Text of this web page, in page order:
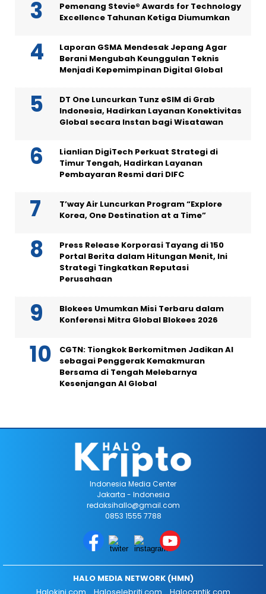
Pemenang Stevie® Awards for Technology
Excellence Tahunan Ketiga Diumumkan
Laporan GSMA Mendesak Jepang Agar
Berani Mengubah Keunggulan Teknis
Menjadi Kepemimpinan Digital Global
DT One Luncurkan Tunz eSIM di Grab
Indonesia, Hadirkan Layanan Konektivitas
Global secara Instan bagi Wisatawan
Lianlian DigiTech Perkuat Strategi di
Timur Tengah, Hadirkan Layanan
Pembayaran Resmi dari DIFC
T’way Air Luncurkan Program “Explore
Korea, One Destination at a Time”
Press Release Korporasi Tayang di 150
Portal Berita dalam Hitungan Menit, Ini
Strategi Tingkatkan Reputasi
Perusahaan
Blokees Umumkan Misi Terbaru dalam
Konferensi Mitra Global Blokees 2026
CGTN: Tiongkok Berkomitmen Jadikan AI
sebagai Penggerak Kemakmuran
Bersama di Tengah Melebarnya
Kesenjangan AI Global
Indonesia Media Center
Jakarta - Indonesia
redaksihallo@gmail.com
0853 1555 7788
HALO MEDIA NETWORK (HMN)